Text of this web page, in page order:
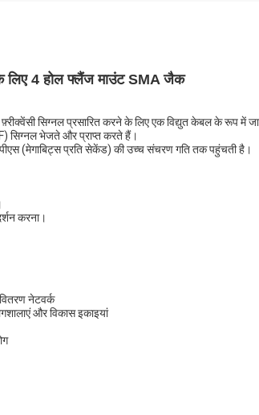
लिए 4 होल फ्लैंज माउंट SMA जैक
फ़्रीक्वेंसी सिग्नल प्रसारित करने के लिए एक विद्युत केबल के
सिग्नल भेजते और प्राप्त करते हैं।
(मेगाबिट्स प्रति सेकेंड) की उच्च संचरण गति तक पहुंचती है।
करना।
नेटवर्क
और विकास इकाइयां